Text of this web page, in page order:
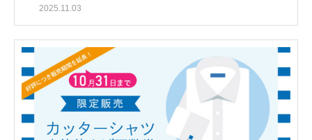
2025.11.03